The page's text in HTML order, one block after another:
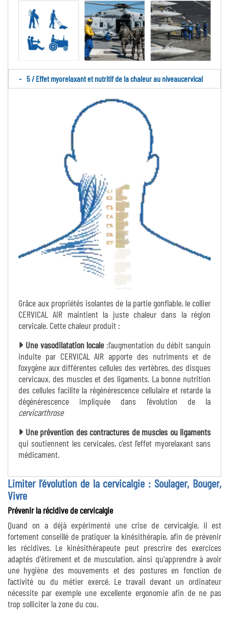
5 / Effet myorelaxant et nutritif de la chaleur au niveaucervical
Grâce aux propriétés isolantes de la partie gonflable, le collier
CERVICAL AIR maintient la juste chaleur dans la région
cervicale. Cette chaleur produit :
Une vasodilatation locale:l’augmentation du débit sanguin
induite par CERVICAL AIR apporte des nutriments et de
l’oxygène aux différentes cellules des vertèbres, des disques
cervicaux, des muscles et des ligaments. La bonne nutrition
des cellules facilite la régénérescence cellulaire et retarde la
dégénérescence impliquée dans l’évolution de la
cervicarthrose
Une prévention des contractures de muscles ou ligaments
qui soutiennent les cervicales, c’est l’effet myorelaxant sans
médicament.
Limiter l’évolution de la cervicalgie : Soulager, Bouger,
Vivre
Prévenir la récidive de cervicalgie
Quand on a déjà expérimenté une crise de cervicalgie, il est
fortement conseillé de pratiquer la kinésithérapie, afin de prévenir
les récidives. Le kinésithérapeute peut prescrire des exercices
adaptés d'étirement et de musculation, ainsi qu'apprendre à avoir
une hygiène des mouvements et des postures en fonction de
l’activité ou du métier exercé. Le travail devant un ordinateur
nécessite par exemple une excellente ergonomie afin de ne pas
trop solliciter la zone du cou.